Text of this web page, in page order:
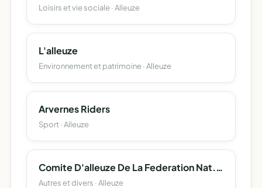
Loisirs et vie sociale · Alleuze
L'alleuze
Environnement et patrimoine · Alleuze
Arvernes Riders
Sport · Alleuze
Comite D'alleuze De La Federation Nat. Des Anciens Combattants En Algerie
Autres et divers · Alleuze